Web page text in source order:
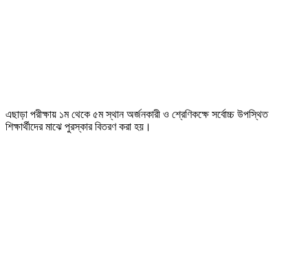
এছাড়া পরীক্ষায় ১ম থেকে ৫ম স্থান অর্জনকারী ও শ্রেণিকক্ষে সর্বোচ্চ উপস্থিত
শিক্ষার্থীদের মাঝে পুরস্কার বিতরণ করা হয়।